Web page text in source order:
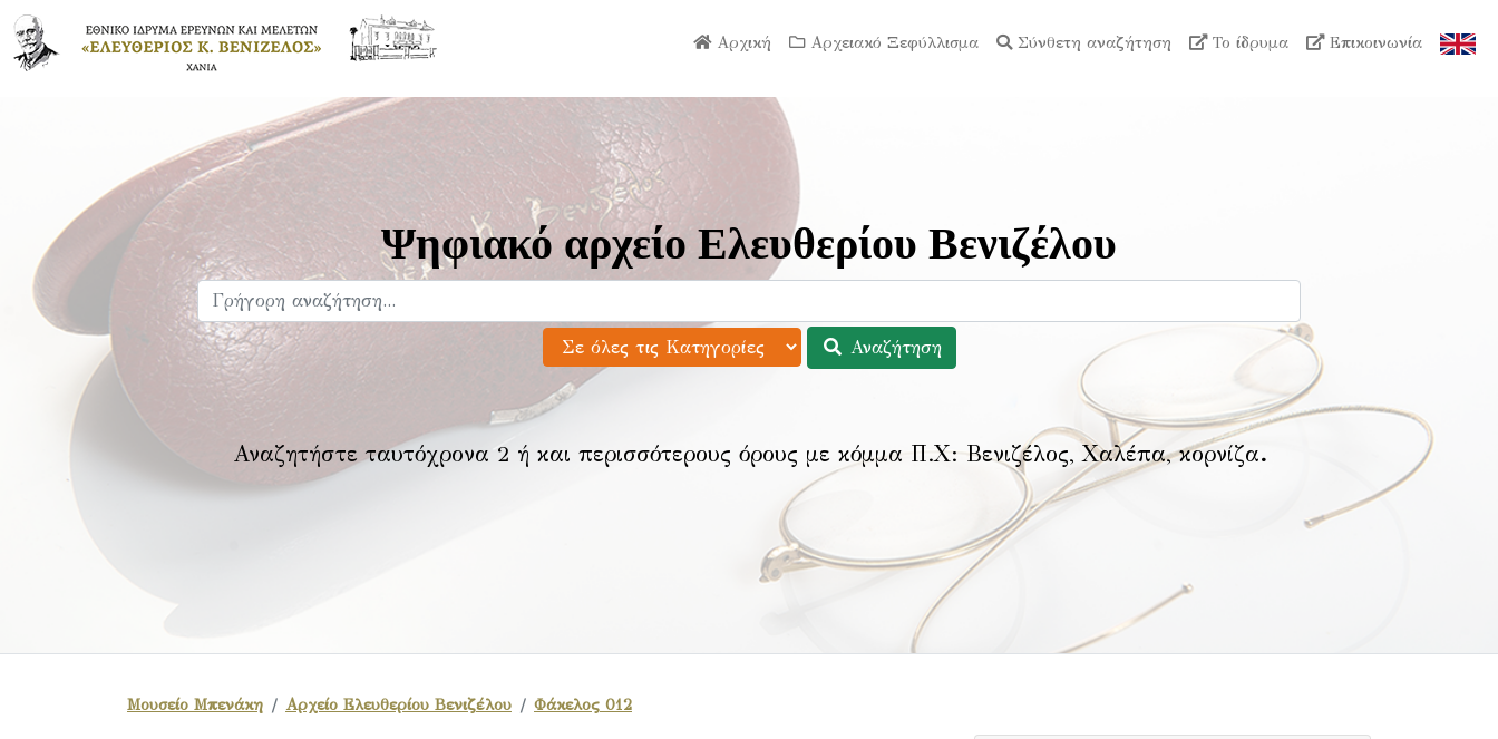
Αρχική Αρχειακό Ξεφύλλισμα Σύνθετη αναζήτηση Το ίδρυμα Επικοινωνία
Ψηφιακό αρχείο Ελευθερίου Βενιζέλου
Αναζήτηση
Αναζητήστε ταυτόχρονα 2 ή και περισσότερους όρους με κόμμα Π.Χ: Βενιζέλος, Χαλέπα, κορνίζα.
Μουσείο Μπενάκη Αρχείο Ελευθερίου Βενιζέλου Φάκελος 012